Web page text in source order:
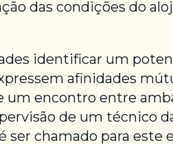
das condições do
identificar um
afinidades
um encontro entre
de um técnico
ser chamado para este